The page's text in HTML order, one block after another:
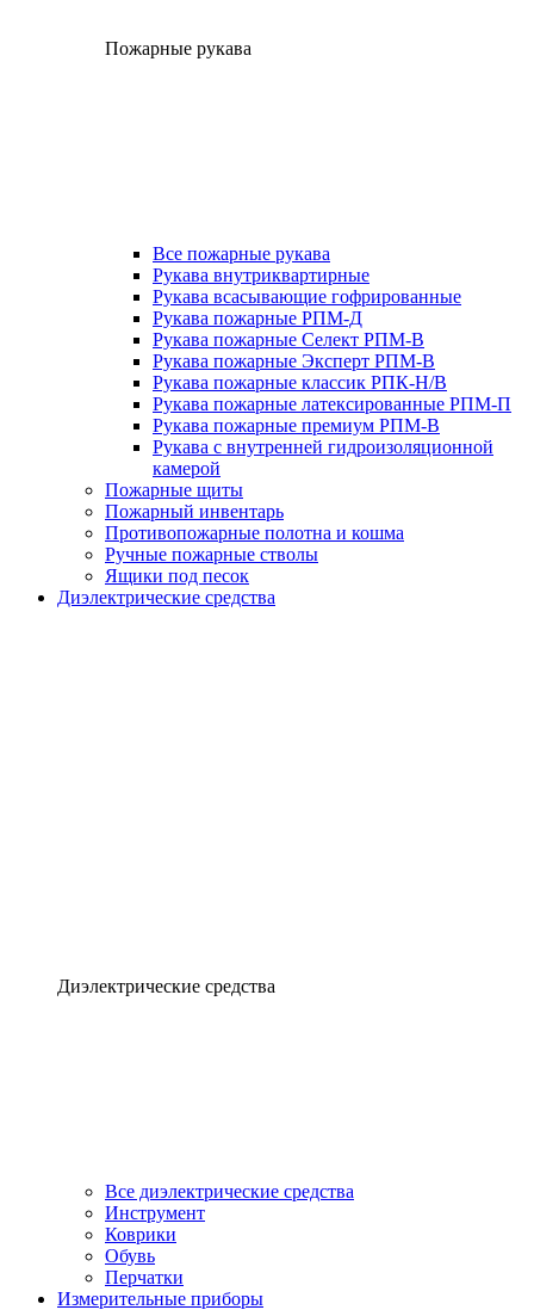
Пожарные рукава
Все пожарные рукава
Рукава внутриквартирные
Рукава всасывающие гофрированные
Рукава пожарные РПМ-Д
Рукава пожарные Селект РПМ-В
Рукава пожарные Эксперт РПМ-В
Рукава пожарные классик РПК-Н/В
Рукава пожарные латексированные РПМ-П
Рукава пожарные премиум РПМ-В
Рукава с внутренней гидроизоляционной
камерой
Пожарные щиты
Пожарный инвентарь
Противопожарные полотна и кошма
Ручные пожарные стволы
Ящики под песок
Диэлектрические средства
Диэлектрические средства
Все диэлектрические средства
Инструмент
Коврики
Обувь
Перчатки
Измерительные приборы